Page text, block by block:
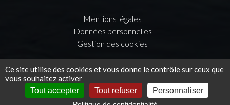
Mentions légales
Données personnelles
Gestion des cookies
Une créationPress-Agrumetla couleur du Zèbre
Ce site utilise des cookies et vous donne le contrôle sur ceux que
vous souhaitez activer
Tout accepter Tout refuser Personnaliser